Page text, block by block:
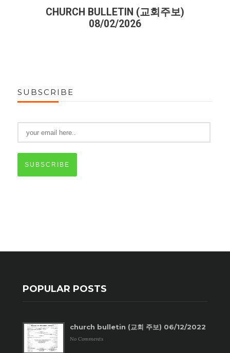
BULLETIN (교회주보)
CHURCH
SUBSCRIBE
SUBSCRIBE
POPULAR POSTS
church bulletin (교회 주보) 06/12/2022
No Comments